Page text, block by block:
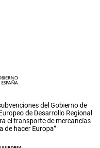
del Gobierno de
de Desarrollo Regional
el transporte de mercancías
de hacer Europa”